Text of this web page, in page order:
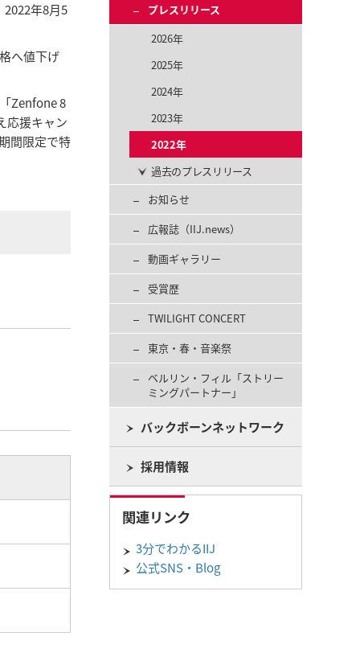
年8月5
へ値下げ
Zenfone 8
応援キャン
間限定で特
プレスリリース
2026年
2025年
2024年
2023年
2022年
過去のプレスリリース
お知らせ
広報誌（IIJ.news）
動画ギャラリー
受賞歴
TWILIGHT CONCERT
東京・春・音楽祭
ベルリン・フィル「ストリー
ミングパートナー」
バックボーンネットワーク
採用情報
関連リンク
3分でわかるIIJ
公式SNS・Blog